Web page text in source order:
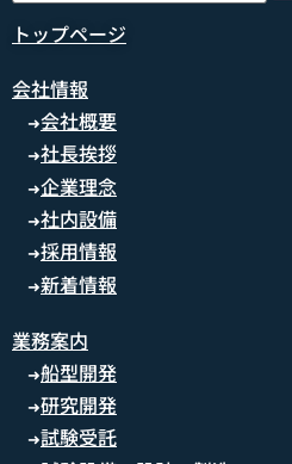
トップページ
会社情報
➜会社概要
➜社長挨拶
➜企業理念
➜社内設備
➜採用情報
➜新着情報
業務案内
➜船型開発
➜研究開発
➜試験受託